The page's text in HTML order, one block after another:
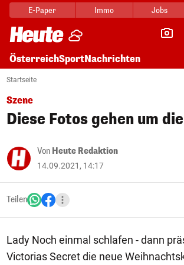
E-Paper Immo Jobs
ÖsterreichSportNachrichten
Startseite
Szene
Diese Fotos gehen um
Von Heute Redaktion
14.09.2021, 14:17
Teilen
Lady Noch einmal schlafen - dann
Victorias Secret die neue